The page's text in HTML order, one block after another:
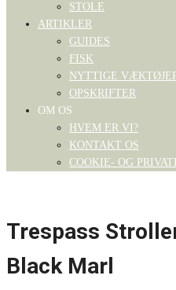
STOLE
ARTIKLER
GUIDES
FISK
NYTTIGE
OPSKRIFTER
OM OS
HVEM ER VI?
KONTAKT OS
COOKIE- OG
Trespass
Black Marl